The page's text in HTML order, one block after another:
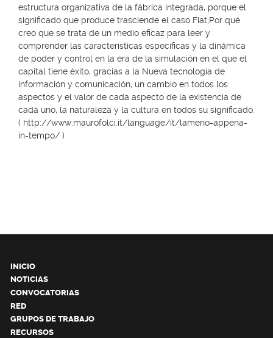
estructura organizativa de la fábrica integrada, porque el
significado que produce trasciende el caso Fiat;Por qué
creo que se trata de un medio eficaz para leer y
comprender las características específicas y la dinámica
de poder y control en la era de la simulación en el que el
capital tiene éxito, gracias a la Nueva tecnología de
información y comunicación, un cambio en todos los
aspectos y el valor de cada aspecto de la existencia de
cada uno, la naturaleza y la cultura en todos su significado.
( http://www.maurofolci.it/language/it/lameno-appena-
in-tempo/ )
INICIO
NOTICIAS
CONVOCATORIAS
RED
GRUPOS DE TRABAJO
RECURSOS